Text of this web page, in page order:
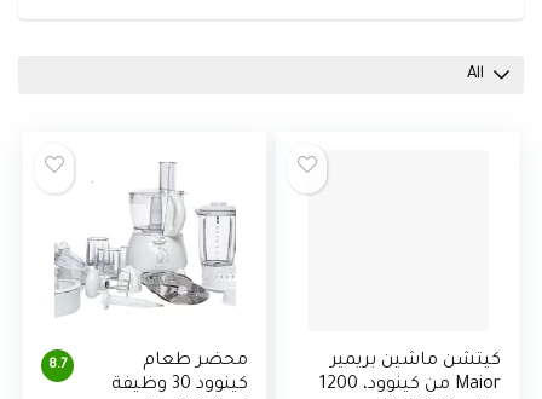
All
كيتشن ماشين بريمير
Maior من كينوود، 1200
8.7
محضر طعام
كينوود 30 وظيفة